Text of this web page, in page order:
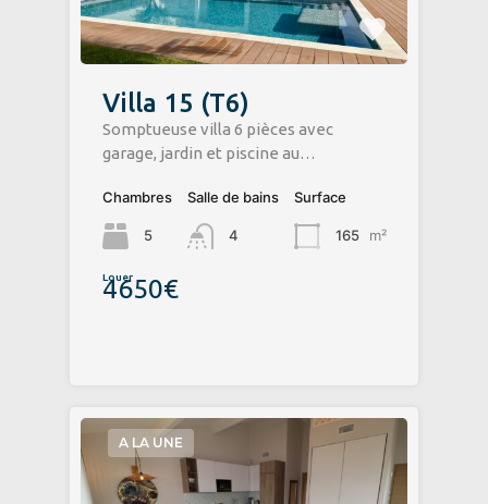
Villa 15 (T6)
Somptueuse villa 6 pièces avec
garage, jardin et piscine au…
Chambres
5
Salle de bains
4
Surface
165 m²
Louer
4650€
A LA UNE